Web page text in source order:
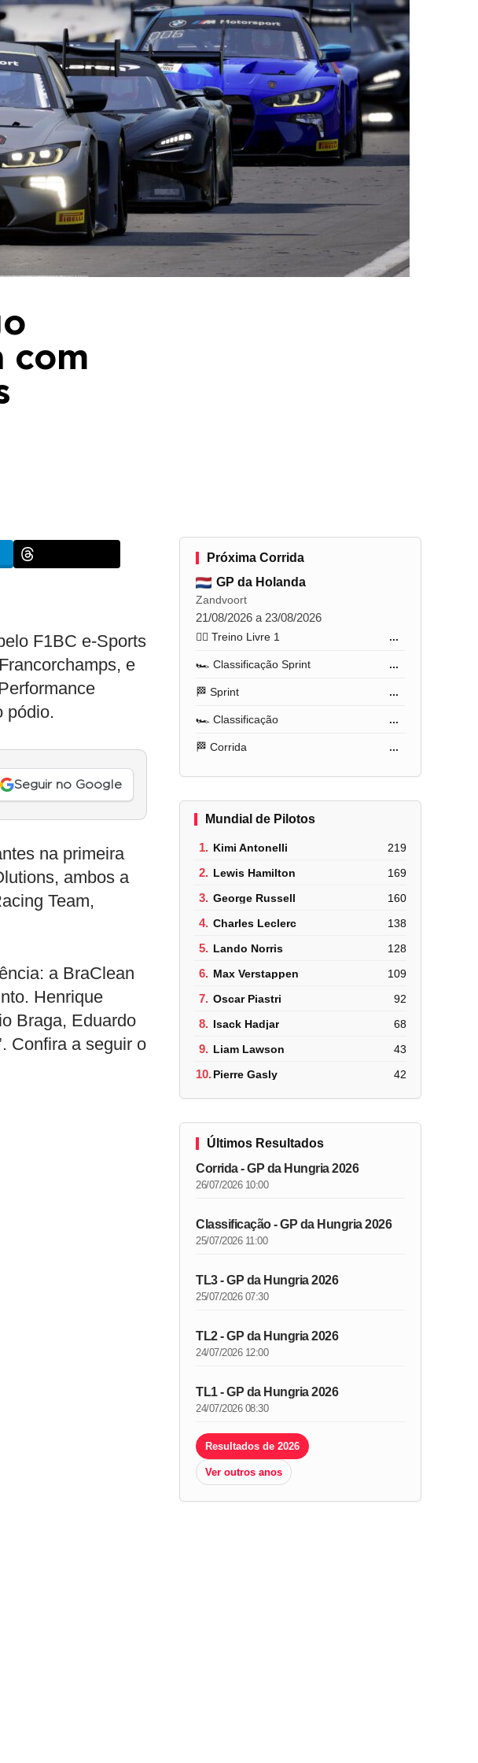
com
F1BC e-Sports
e
pódio.
Seguir no Google
na primeira
ambos a
Team,
a BraClean
Henrique
Braga, Eduardo
Confira a seguir o
Próxima Corrida
GP da Holanda
Zandvoort
21/08/2026 a 23/08/2026
🏋️‍♂️ Treino Livre 1 ...
🏎️ Classificação Sprint ...
🏁 Sprint ...
🏎️ Classificação ...
🏁 Corrida ...
Mundial de Pilotos
1. Kimi Antonelli 219
2. Lewis Hamilton 169
3. George Russell 160
4. Charles Leclerc 138
5. Lando Norris 128
6. Max Verstappen 109
7. Oscar Piastri 92
8. Isack Hadjar 68
9. Liam Lawson 43
10.Pierre Gasly 42
Últimos Resultados
Corrida - GP da Hungria 2026
26/07/2026 10:00
Classificação - GP da Hungria 2026
25/07/2026 11:00
TL3 - GP da Hungria 2026
25/07/2026 07:30
TL2 - GP da Hungria 2026
24/07/2026 12:00
TL1 - GP da Hungria 2026
24/07/2026 08:30
Resultados de 2026
Ver outros anos